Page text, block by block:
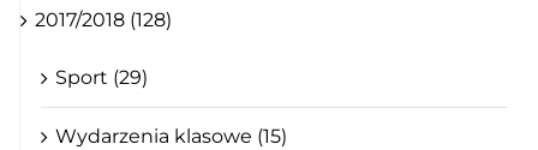
2017/2018 (128)
Sport (29)
Wydarzenia klasowe (15)